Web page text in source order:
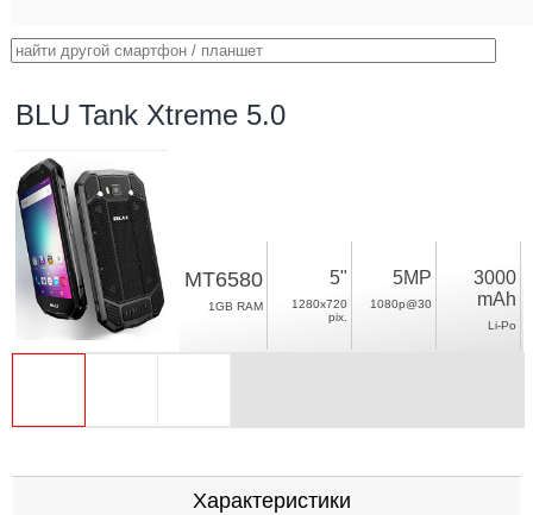
BLU Tank Xtreme 5.0
MT6580
1GB RAM
5"
1280x720
pix.
5MP
1080p@30
3000
mAh
Li-Po
Характеристики